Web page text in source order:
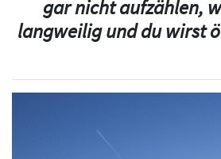
gar nicht aufzählen,
langweilig und du wirst